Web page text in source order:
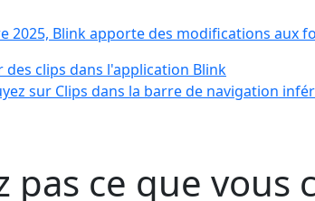
2025, Blink apporte des modifications aux
clips dans l'application Blink
sur Clips dans la barre de navigation
pas ce que vous